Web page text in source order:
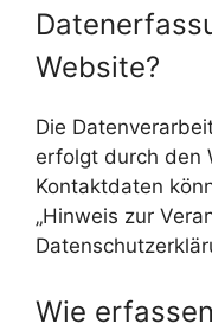
Website?
Die
erfolgt durch den
Kontaktdaten
„Hinweis zur
Wie